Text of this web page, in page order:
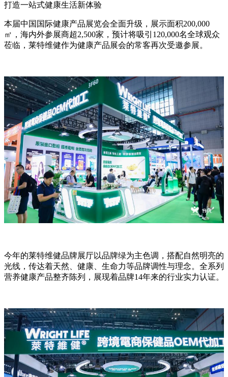
打造一站式健康生活新体验
本届中国国际健康产品展览会全面升级，展示面积200,000
㎡，海内外参展商超2,500家，预计将吸引120,000名全球观众
莅临，莱特维健作为健康产品展会的常客再次受邀参展。
今年的莱特维健品牌展厅以品牌绿为主色调，搭配自然明亮的
光线，传达着天然、健康、生命力等品牌调性与理念。全系列
营养健康产品整齐陈列，展现着品牌14年来的行业实力认证。